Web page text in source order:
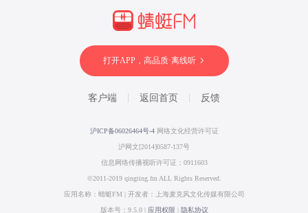
打开APP，高品质·离线听
客户端 返回首页 反馈
沪ICP备06026464号-4 网络文化经营许可证
沪网文[2014]0587-137号
信息网络传播视听许可证：0911603
©2011-2019 qingting.fm ALL Rights Reserved.
应用名称：蜻蜓FM | 开发者：上海麦克风文化传媒有限公司
版本号：9.5.0 | 应用权限 | 隐私协议